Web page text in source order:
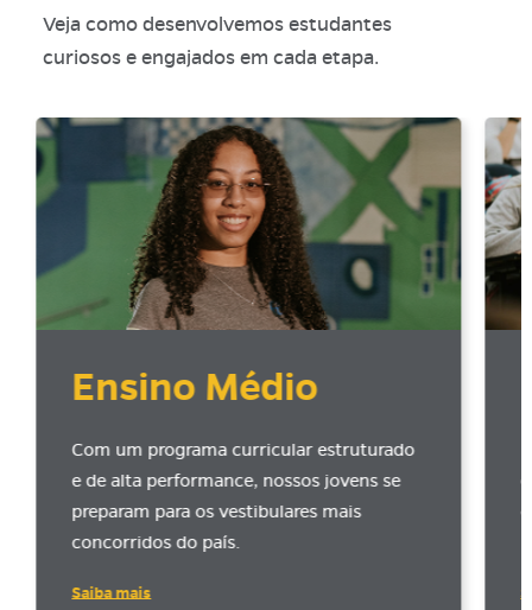
Veja como desenvolvemos estudantes
curiosos e engajados em cada etapa.
Ensino Médio
Com um programa curricular estruturado
e de alta performance, nossos jovens se
preparam para os vestibulares mais
concorridos do país.
Saiba mais